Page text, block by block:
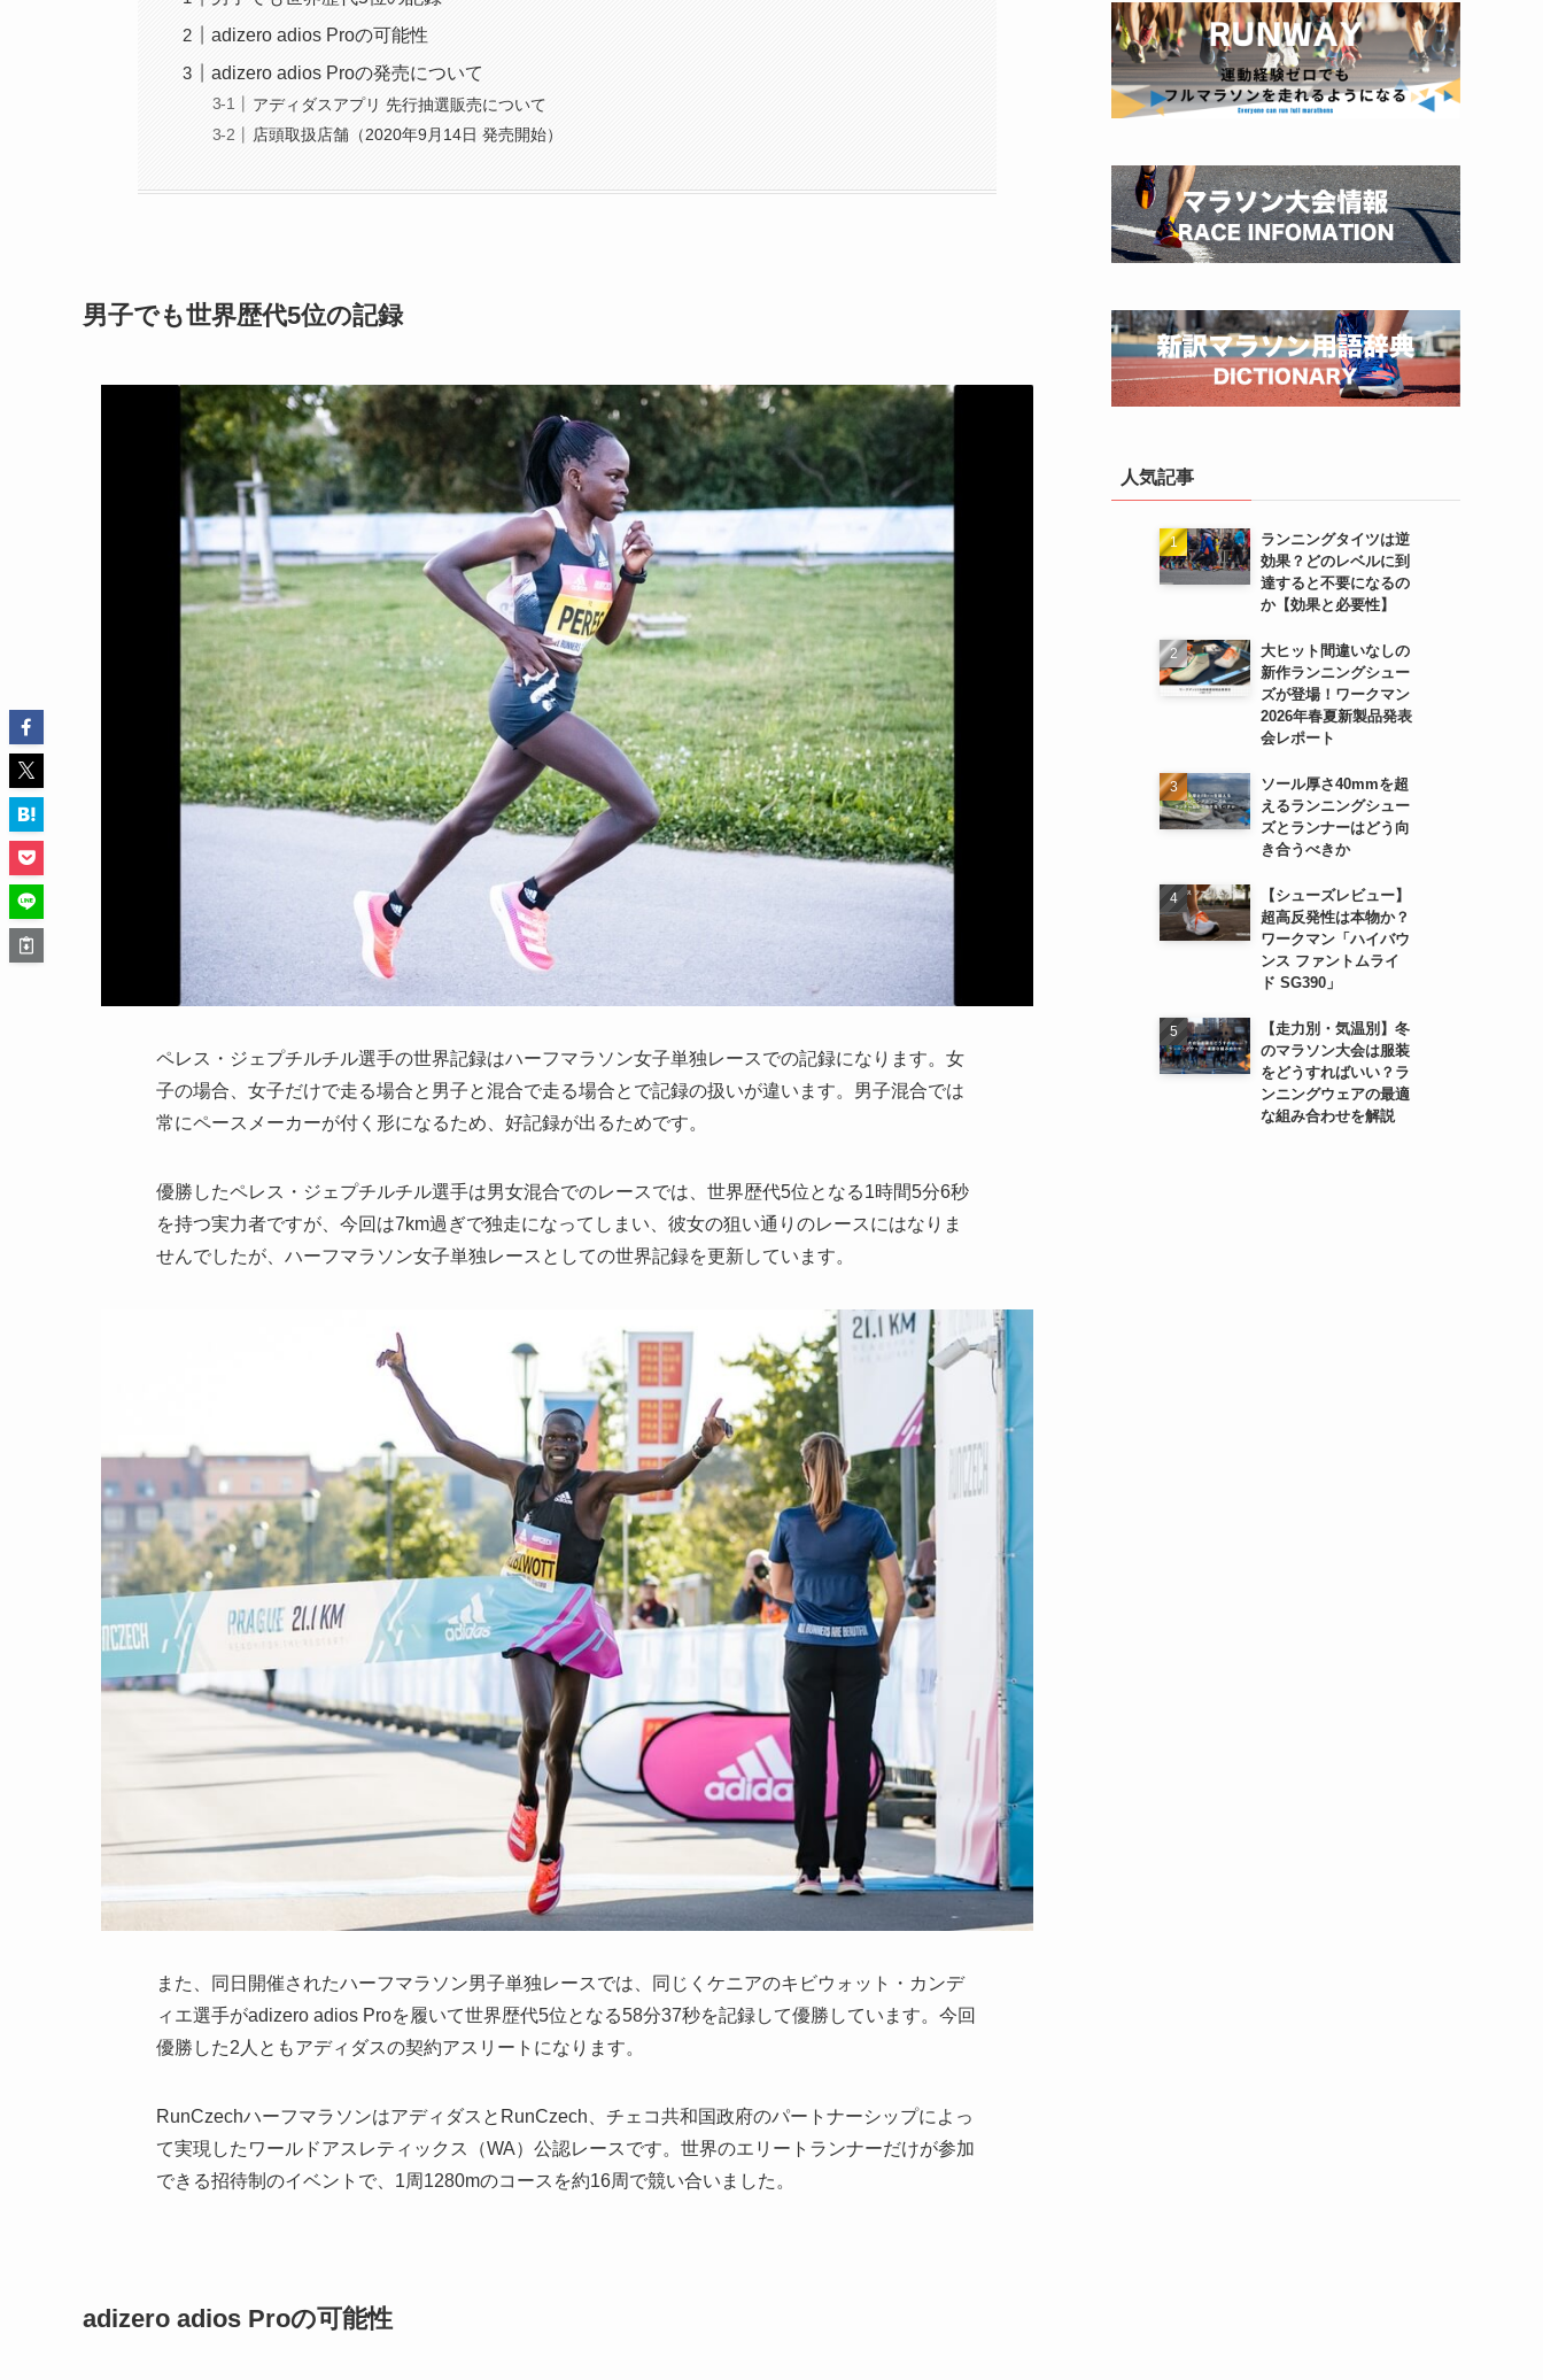
adizero adios Proの可能性
adizero adios Proの発売について
アディダスアプリ 先行抽選販売について
店頭取扱店舗（2020年9月14日 発売開始）
男子でも世界歴代5位の記録
ペレス・ジェプチルチル選手の世界記録はハーフマラソン女子単独レースでの記録になります。女
子の場合、女子だけで走る場合と男子と混合で走る場合とで記録の扱いが違います。男子混合では
常にペースメーカーが付く形になるため、好記録が出るためです。
優勝したペレス・ジェプチルチル選手は男女混合でのレースでは、世界歴代5位となる1時間5分6秒
を持つ実力者ですが、今回は7km過ぎで独走になってしまい、彼女の狙い通りのレースにはなりま
せんでしたが、ハーフマラソン女子単独レースとしての世界記録を更新しています。
また、同日開催されたハーフマラソン男子単独レースでは、同じくケニアのキビウォット・カンデ
ィエ選手がadizero adios Proを履いて世界歴代5位となる58分37秒を記録して優勝しています。今回
優勝した2人ともアディダスの契約アスリートになります。
RunCzechハーフマラソンはアディダスとRunCzech、チェコ共和国政府のパートナーシップによっ
て実現したワールドアスレティックス（WA）公認レースです。世界のエリートランナーだけが参加
できる招待制のイベントで、1周1280mのコースを約16周で競い合いました。
adizero adios Proの可能性
人気記事
ランニングタイツは逆
効果？どのレベルに到
達すると不要になるの
か【効果と必要性】
大ヒット間違いなしの
新作ランニングシュー
ズが登場！ワークマン
2026年春夏新製品発表
会レポート
ソール厚さ40mmを超
えるランニングシュー
ズとランナーはどう向
き合うべきか
【シューズレビュー】
超高反発性は本物か？
ワークマン「ハイバウ
ンス ファントムライ
ド SG390」
【走力別・気温別】冬
のマラソン大会は服装
をどうすればいい？ラ
ンニングウェアの最適
な組み合わせを解説